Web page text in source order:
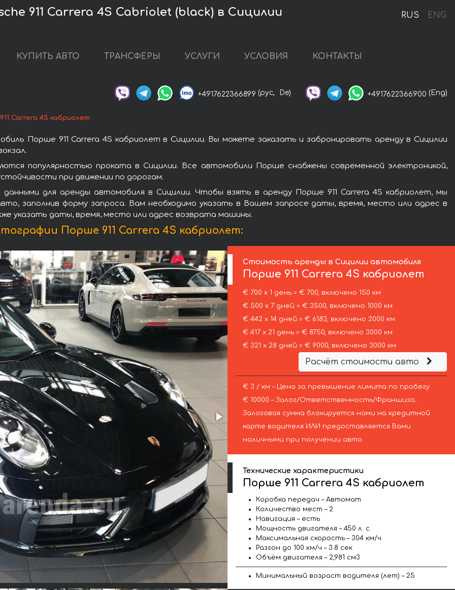
RUS ENG
911 Carrera 4S Cabriolet (black) в Сицилии
КУПИТЬ АВТО ТРАНСФЕРЫ УСЛУГИ УСЛОВИЯ КОНТАКТЫ
+4917622366899 (рус, De) +4917622366900 (Eng)
Carrera 4S кабриолет
Порше 911 Carrera 4S кабриолет в Сицилии. Вы можете заказать и забронировать аренду в Сицилии
популярностью проката в Сицилии. Все автомобили Порше снабжены современной электроникой,
при движении по дорогам.
для аренды автомобиля в Сицилии. Чтобы взять в аренду Порше 911 Carrera 4S кабриолет, мы
заполнив форму запроса. Вам необходимо указать в Вашем запросе даты, время, место или адрес в
указать даты, время, место или адрес возврата машины.
Порше 911 Carrera 4S кабриолет:
Стоимость аренды в Сицилии автомобиля
Порше 911 Carrera 4S кабриолет
€ 700 х 1 день = € 700, включено 150 км
€ 500 х 7 дней = € 3500, включено 1000 км
€ 442 х 14 дней = € 6183, включено 2000 км
€ 417 х 21 день = € 8750, включено 3000 км
€ 321 х 28 дней = € 9000, включено 3000 км
Расчёт стоимости авто
€ 3 / км – Цена за превышение лимита по пробегу
€ 10000 – Залог/Ответственность/Франшиза.
Залоговая сумма блокируется нами на кредитной
карте водителя ИЛИ предоставляется Вами
наличными при получении авто.
Технические характеристики
Порше 911 Carrera 4S кабриолет
Коробка передач – Автомат
Количество мест – 2
Навигация – есть
Мощность двигателя – 450 л. с.
Максимальная скорость – 304 км/ч
Разгон до 100 км/ч – 3.8 сек
Объём двигателя – 2,981 см3
Минимальный возраст водителя (лет) – 25